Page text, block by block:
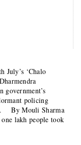
July’s ‘Chalo
government’s
policing
By Mouli Sharma
lakh people took